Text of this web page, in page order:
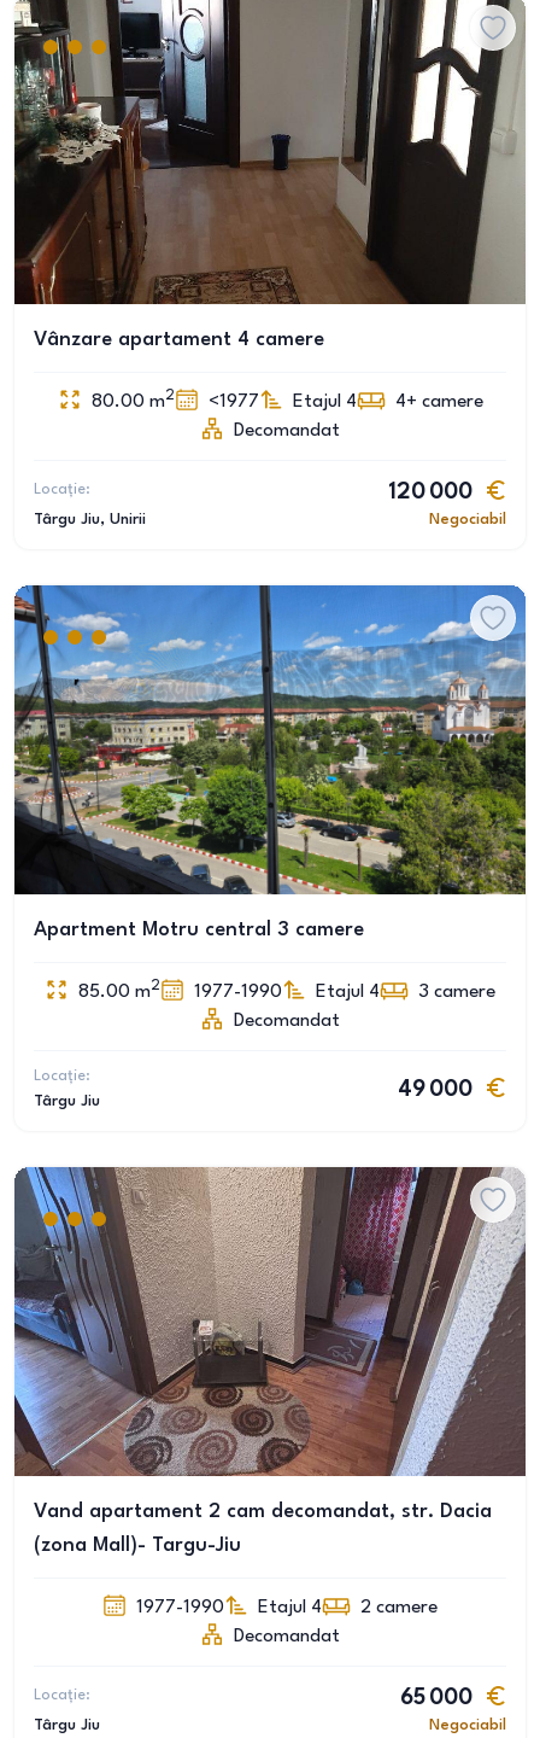
Vânzare apartament 4 camere
80.00 m2 <1977 Etajul 4 4+ camere
Decomandat
Locație:
Târgu Jiu, Unirii
120 000
Negociabil
Apartment Motru central 3 camere
85.00 m2 1977-1990 Etajul 4 3 camere
Decomandat
Locație:
Târgu Jiu
49 000
Vand apartament 2 cam decomandat, str. Dacia
(zona Mall)- Targu-Jiu
1977-1990 Etajul 4 2 camere
Decomandat
Locație:
Târgu Jiu
65 000
Negociabil